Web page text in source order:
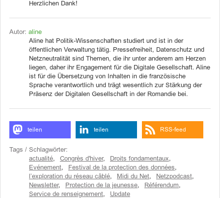
Herzlichen Dank!
Autor: aline
Aline hat Politik-Wissenschaften studiert und ist in der
öffentlichen Verwaltung tätig. Pressefreiheit, Datenschutz und
Netzneutralität sind Themen, die ihr unter anderem am Herzen
liegen, daher ihr Engagement für die Digitale Gesellschaft. Aline
ist für die Übersetzung von Inhalten in die französische
Sprache verantwortlich und trägt wesentlich zur Stärkung der
Präsenz der Digitalen Gesellschaft in der Romandie bei.
teilen teilen RSS-feed
Tags / Schlagwörter:
actualité, Congrès d'hiver, Droits fondamentaux,
Evénement, Festival de la protection des données,
l’exploration du réseau câblé, Midi du Net, Netzpodcast,
Newsletter, Protection de la jeunesse, Référendum,
Service de renseignement, Update